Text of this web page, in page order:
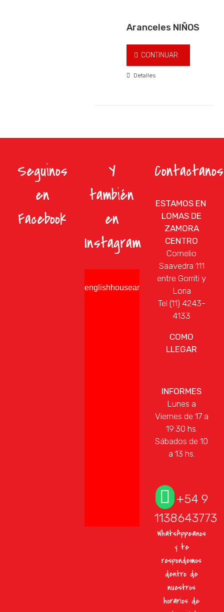
Aranceles NIÑOS
CONTINUAR
se
en
página
de
Detalles
Seguinos
en
Facebook
Y
también
en
Instagram
englishhousearg
Contactanos
ESTAMOS EN
LOMAS DE
ZAMORA
CENTRO
Cornelio
Saavedra 111
entre Gorriti y
Loria
Tel (11) 4243-
4133
COMO
LLEGAR
INFORMES
Lunes a
Viernes de 17 a
19:30 hs.
Sábados de 10
a 13 hs.
+54 9
1138643773
WhatsAppeanos
y te
respondemos
dentro de
nuestros
horarios de